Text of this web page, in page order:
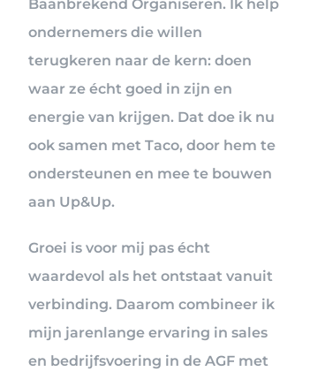
Baanbrekend Organiseren. Ik help
ondernemers die willen
terugkeren naar de kern: doen
waar ze écht goed in zijn en
energie van krijgen. Dat doe ik nu
ook samen met Taco, door hem te
ondersteunen en mee te bouwen
aan Up&Up.
Groei is voor mij pas écht
waardevol als het ontstaat vanuit
verbinding. Daarom combineer ik
mijn jarenlange ervaring in sales
en bedrijfsvoering in de AGF met